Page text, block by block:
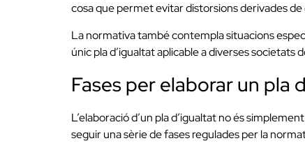
cosa que permet evitar distorsions derivades
La normativa també contempla situacions
únic pla d’igualtat aplicable a diverses societats
Fases per elaborar un pla
L’elaboració d’un pla d’igualtat no és
seguir una sèrie de fases regulades per la